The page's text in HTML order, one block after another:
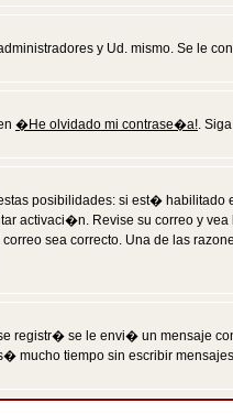
y Ud. mismo. Se le
�He olvidado mi contrase�a!.
posibilidades: si est� habilitado
activaci�n. Revise su correo y
sea correcto. Una de las
registr� se le envi� un mensaje
mucho tiempo sin escribir